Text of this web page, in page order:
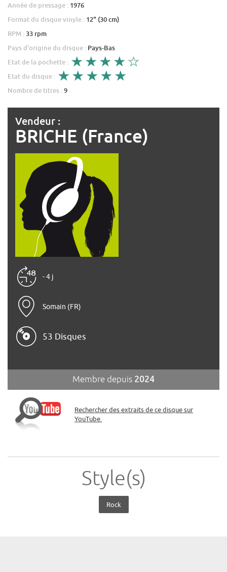
Année de pressage : 1976
Format du disque vinyle : 12" (30 cm)
RPM : 33 rpm
Pays d'origine du disque : Pays-Bas
Etat de la pochette :
Etat du disque :
Nombre de titres :9
Vendeur :
BRICHE (France)
- 4 j
Somain (FR)
53 Disques
Membre depuis 2024
Rechercher des extraits de ce disque sur
YouTube.
Style(s)
Rock